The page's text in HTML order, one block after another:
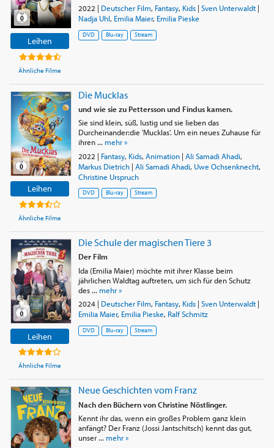
Leihen
Ähnliche Filme
2022 | Deutscher Film, Fantasy, Kids| Sven Unterwaldt|
Nadja Uhl, Emilia Maier, Emilia Pieske
DVD Blu-ray Stream
Leihen
Ähnliche Filme
Die Mucklas
und wie sie zu Pettersson und Findus kamen.
Sie sind klein, süß, lustig und sie lieben das
Durcheinander:die 'Mucklas'. Um ein neues Zuhause für
ihren ... mehr »
2022 | Fantasy, Kids, Animation| Ali Samadi Ahadi,
Markus Dietrich| Ali Samadi Ahadi, Uwe Ochsenknecht,
Christine Urspruch
DVD Blu-ray Stream
Leihen
Ähnliche Filme
Die Schule der magischen Tiere 3
Der Film
Ida (Emilia Maier) möchte mit ihrer Klasse beim
jährlichen Waldtag auftreten, um sich für den Schutz
des ... mehr »
2024| Deutscher Film, Fantasy, Kids| Sven Unterwaldt|
Emilia Maier, Emilia Pieske, Ralf Schmitz
DVD Blu-ray Stream
Neue Geschichten vom Franz
Nach den Büchern von Christine Nöstlinger.
Kennt ihr das, wenn ein großes Problem ganz klein
anfängt? Der Franz (Jossi Jantschitsch) kennt das gut,
unser ... mehr »